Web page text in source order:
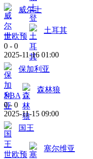
威尔士
世欧预
土耳其
0 - 0
2025-11-16 01:00
保加利亚
NBA
森林狼
0 - 0
2025-11-15 09:00
国王
世欧预
塞尔维亚